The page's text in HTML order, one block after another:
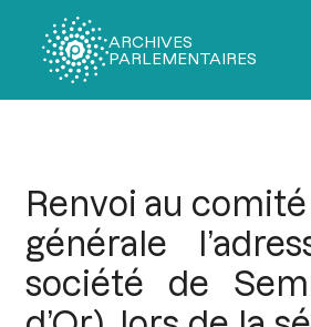
ARCHIVES
PARLEMENTAIRES
Renvoi au
générale
société de